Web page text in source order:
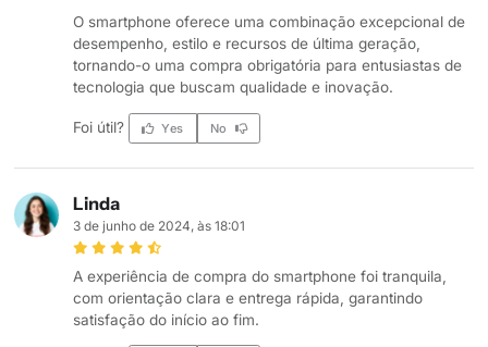
O smartphone oferece uma combinação excepcional de
desempenho, estilo e recursos de última geração,
tornando-o uma compra obrigatória para entusiastas de
tecnologia que buscam qualidade e inovação.
Foi útil? Yes No
Linda
3 de junho de 2024, às 18:01
A experiência de compra do smartphone foi tranquila,
com orientação clara e entrega rápida, garantindo
satisfação do início ao fim.